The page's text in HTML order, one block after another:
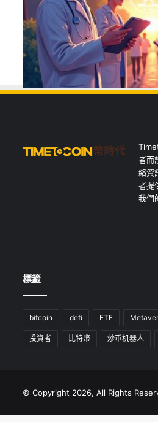
者而
絡資
者提
我們
標籤
bitcoin defi ETF
投資者 比特幣 炒币机器人
© Copyright 2026, All Rights